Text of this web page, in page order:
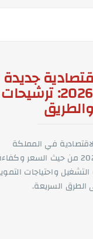
جديدة
في السعودية 2026: ترشيحات
في المملكة
العربية السعودية لعام 2026 من حيث السعر
واحتياجات
الطرق السريعة.